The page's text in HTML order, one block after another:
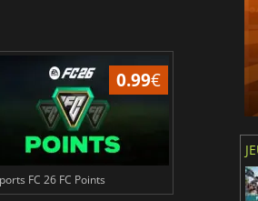
0.99€
FC 26 FC Points NBA